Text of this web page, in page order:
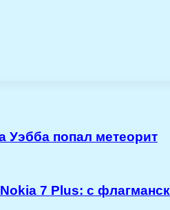
Уэбба попал метеорит
7 Plus: с